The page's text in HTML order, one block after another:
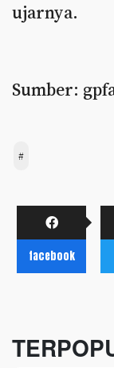
ujarnya.
Sumber:
#
facebook